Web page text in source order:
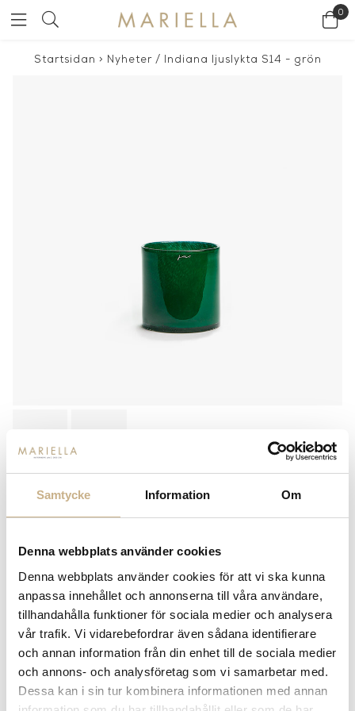
Samtycke Information Om
Denna webbplats använder cookies
Denna webbplats använder cookies för att vi ska kunna
anpassa innehållet och annonserna till våra användare,
tillhandahålla funktioner för sociala medier och analysera
vår trafik. Vi vidarebefordrar även sådana identifierare
och annan information från din enhet till de sociala medier
och annons- och analysföretag som vi samarbetar med.
Dessa kan i sin tur kombinera informationen med annan
0
Startsidan > Nyheter/ Indiana ljuslykta S14 - grön
INDIANA LJUSLYKTA S14 - GRÖN
Grön
+
- LÄGG I VARUKORG
Lagerstatus: I lager
14 dagars returrätt på lagervaror. Läs mer
Leverans inom 3-5 arbetsdagar på lagervaror